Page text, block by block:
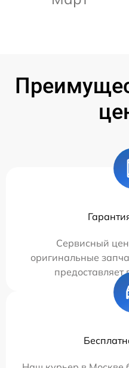
Сервисный
оригинальные
предоставляет